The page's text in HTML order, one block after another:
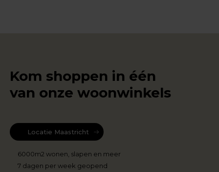
Kom shoppen in één
van onze woonwinkels
Locatie Maastricht
6000m2 wonen, slapen en meer
7 dagen per week geopend